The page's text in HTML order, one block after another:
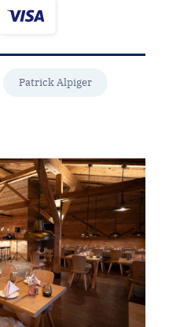
Patrick Alpiger